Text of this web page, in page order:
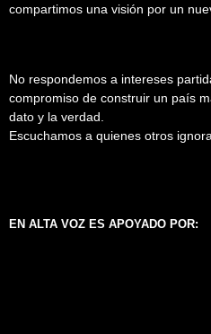
compartimos una visión por un
No respondemos a intereses
compromiso de construir un país
dato y la verdad.
Escuchamos a quienes otros
EN ALTA VOZ ES APOYADO POR: